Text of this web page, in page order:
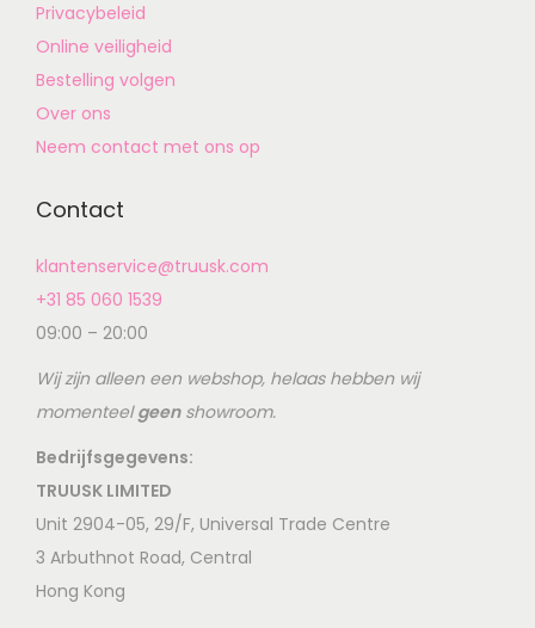
Privacybeleid
Online veiligheid
Bestelling volgen
Over ons
Neem contact met ons op
Contact
klantenservice@truusk.com
+31 85 060 1539
09:00 – 20:00
Wij zijn alleen een webshop, helaas hebben wij
momenteelgeenshowroom.
Bedrijfsgegevens:
TRUUSK LIMITED
Unit 2904-05, 29/F, Universal Trade Centre
3 Arbuthnot Road, Central
Hong Kong